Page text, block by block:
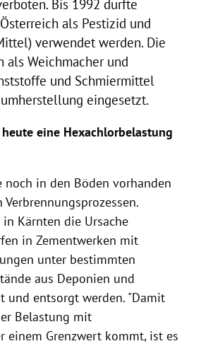
Bis 1992 durfte
Österreich als Pestizid und
verwendet werden. Die
als Weichmacher und
und Schmiermittel
eingesetzt.
eine Hexachlorbelastung
noch in den Böden vorhanden
in Kärnten die Ursache
in Zementwerken mit
unter bestimmten
aus Deponien und
und entsorgt werden. "Damit
Belastung mit
einem Grenzwert kommt, ist es